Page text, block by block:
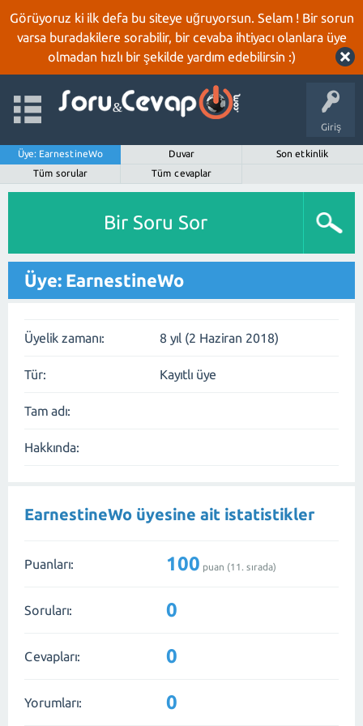
Görüyoruz ki ilk defa bu siteye uğruyorsun. Selam ! Bir sorun
varsa buradakilere sorabilir, bir cevaba ihtiyacı olanlara üye
olmadan hızlı bir şekilde yardım edebilirsin :)
Giriş
Üye: EarnestineWo Duvar
Son etkinlik
Tüm sorular
Tüm cevaplar
Bir Soru Sor
Üye: EarnestineWo
Üyelik zamanı: 8 yıl (2 Haziran 2018)
Tür: Kayıtlı üye
Tam adı:
Hakkında:
EarnestineWo üyesine ait istatistikler
Puanları: 100 puan (11 . sırada)
Soruları: 0
Cevapları: 0
Yorumları: 0